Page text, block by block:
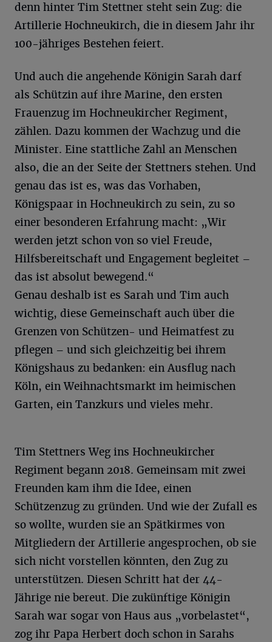
denn hinter Tim Stettner steht sein Zug: die
Artillerie Hochneukirch, die in diesem Jahr ihr
100-jähriges Bestehen feiert.
Und auch die angehende Königin Sarah darf
als Schützin auf ihre Marine, den ersten
Frauenzug im Hochneukircher Regiment,
zählen. Dazu kommen der Wachzug und die
Minister. Eine stattliche Zahl an Menschen
also, die an der Seite der Stettners stehen. Und
genau das ist es, was das Vorhaben,
Königspaar in Hochneukirch zu sein, zu so
einer besonderen Erfahrung macht: „Wir
werden jetzt schon von so viel Freude,
Hilfsbereitschaft und Engagement begleitet –
das ist absolut bewegend.“
Genau deshalb ist es Sarah und Tim auch
wichtig, diese Gemeinschaft auch über die
Grenzen von Schützen- und Heimatfest zu
pflegen – und sich gleichzeitig bei ihrem
Königshaus zu bedanken: ein Ausflug nach
Köln, ein Weihnachtsmarkt im heimischen
Garten, ein Tanzkurs und vieles mehr.
Tim Stettners Weg ins Hochneukircher
Regiment begann 2018. Gemeinsam mit zwei
Freunden kam ihm die Idee, einen
Schützenzug zu gründen. Und wie der Zufall es
so wollte, wurden sie an Spätkirmes von
Mitgliedern der Artillerie angesprochen, ob sie
sich nicht vorstellen könnten, den Zug zu
unterstützen. Diesen Schritt hat der 44-
Jährige nie bereut. Die zukünftige Königin
Sarah war sogar von Haus aus „vorbelastet“,
zog ihr Papa Herbert doch schon in Sarahs